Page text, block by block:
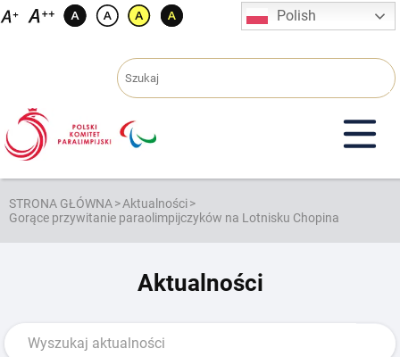
Przejdź
Polish
STRONA GŁÓWNA>Aktualności>
Gorące przywitanie paraolimpijczyków na Lotnisku Chopina
Aktualności